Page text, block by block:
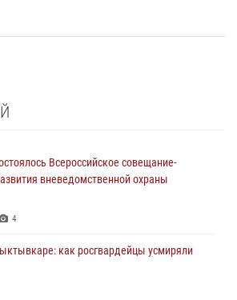
Всероссийское совещание-
вневедомственной охраны
4
как росгвардейцы усмиряли